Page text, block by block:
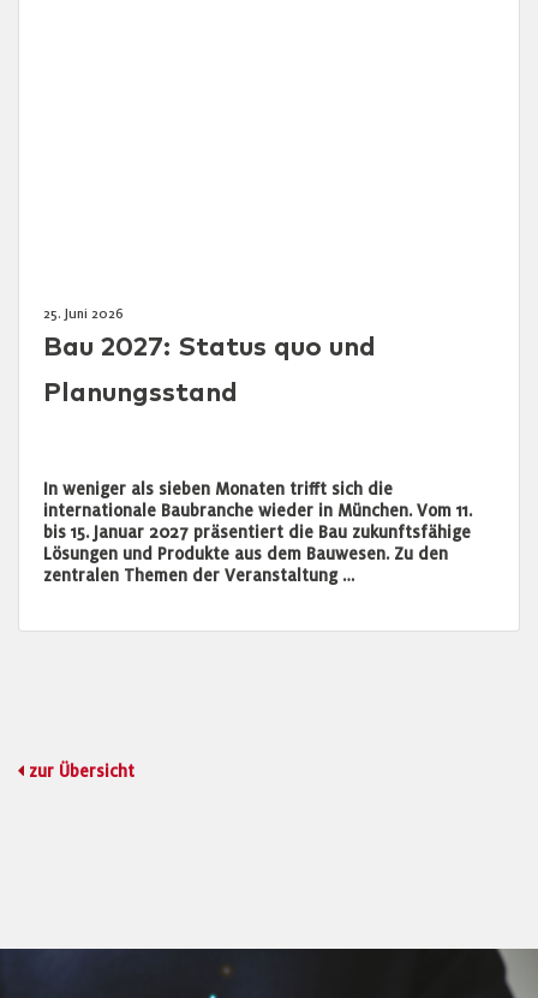
25. Juni 2026
Bau 2027: Status quo und
Planungsstand
In weniger als sieben Monaten trifft sich die
internationale Baubranche wieder in München. Vom 11.
bis 15. Januar 2027 präsentiert die Bau zukunftsfähige
Lösungen und Produkte aus dem Bauwesen. Zu den
zentralen Themen der Veranstaltung …
zur Übersicht